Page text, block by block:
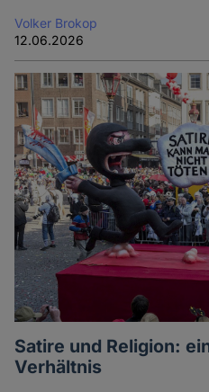
Volker Brokop
12.06.2026
Satire und Religion:
Verhältnis